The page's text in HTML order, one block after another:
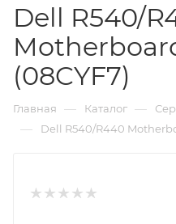
Dell R540/
(08CYF7)
Главная — Каталог —
— Dell R540/R440